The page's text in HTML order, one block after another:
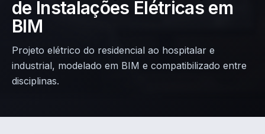
de Instalações Elétricas em
BIM
Projeto elétrico do residencial ao hospitalar e
industrial, modelado em BIM e compatibilizado entre
disciplinas.